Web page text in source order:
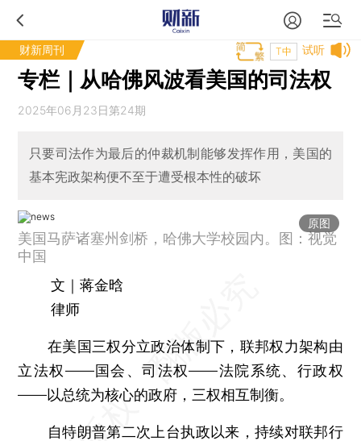
财新周刊 试听
T中
专栏｜从哈佛风波看美国的司法权
2025年06月23日第24期
只要司法作为最后的仲裁机制能够发挥作用，美国的
基本宪政架构便不至于遭受根本性的破坏
原图
美国马萨诸塞州剑桥，哈佛大学校园内。图：视觉
中国
文｜蒋金晗
律师
在美国三权分立政治体制下，联邦权力架构由
立法权——国会、司法权——法院系统、行政权
——以总统为核心的政府，三权相互制衡。
自特朗普第二次上台执政以来，持续对联邦行